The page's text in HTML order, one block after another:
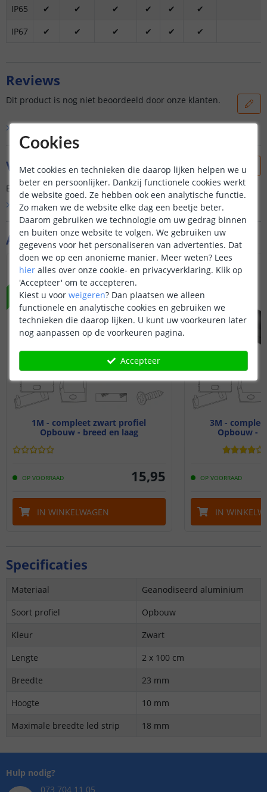
IP65 ✔ ✔ ✔ ✔ ✔
✔
IP67
✔ ✔ ✔ ✔ ✔ ✔
Aanvullende producten
NIEUW
1M - compleet zwart profiel
Opbouw - breed en laag
OP VOORRAAD 15,95
IN WINKELWAGEN
3M -
Opbouw -
OP VOORRAAD
IN
Reviews
Dit product is nog niet beoordeeld door onze klanten.
Bekijk alle 0 reviews
Vraag & antwoord
Er is nog geen vraag gesteld over dit product.
Bekijk alle Vraag & antwoord
Specificaties
Materiaal
Geanodiseerd aluminium
Soort profiel
Opbouw
Kleur
Zwart
Lengte
2 x 100 cm
Breedte
23 mm
Hoogte
10 mm
Maximale breedte led strip
18 mm
Hulp nodig?
073 704 11 05
Cookies
Met cookies en technieken die daarop lijken helpen we u
beter en persoonlijker. Dankzij functionele cookies werkt
de website goed. Ze hebben ook een analytische functie.
Zo maken we de website elke dag een beetje beter.
Daarom gebruiken we technologie om uw gedrag binnen
en buiten onze website te volgen. We gebruiken uw
gegevens voor het personaliseren van advertenties. Dat
doen we op een anonieme manier. Meer weten? Lees
hier alles over onze cookie- en privacyverklaring. Klik op
'Accepteer' om te accepteren.
Kiest u voor weigeren? Dan plaatsen we alleen
functionele en analytische cookies en gebruiken we
technieken die daarop lijken. U kunt uw voorkeuren later
nog aanpassen op de voorkeuren pagina.
Accepteer